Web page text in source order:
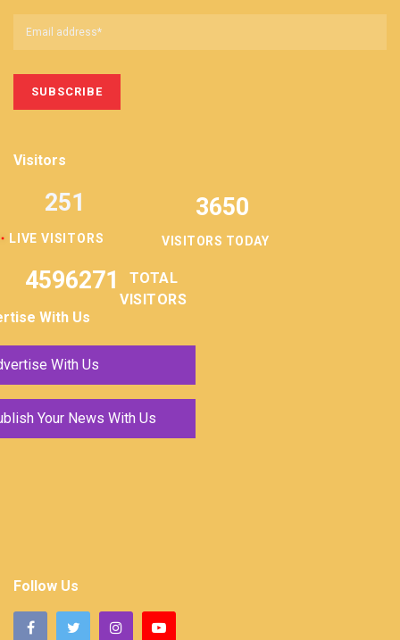
Visitors
LIVE VISITORS
251 3650
VISITORS TODAY
4596271
TOTAL
VISITORS
With Us
With Us
Your News With Us
Follow Us